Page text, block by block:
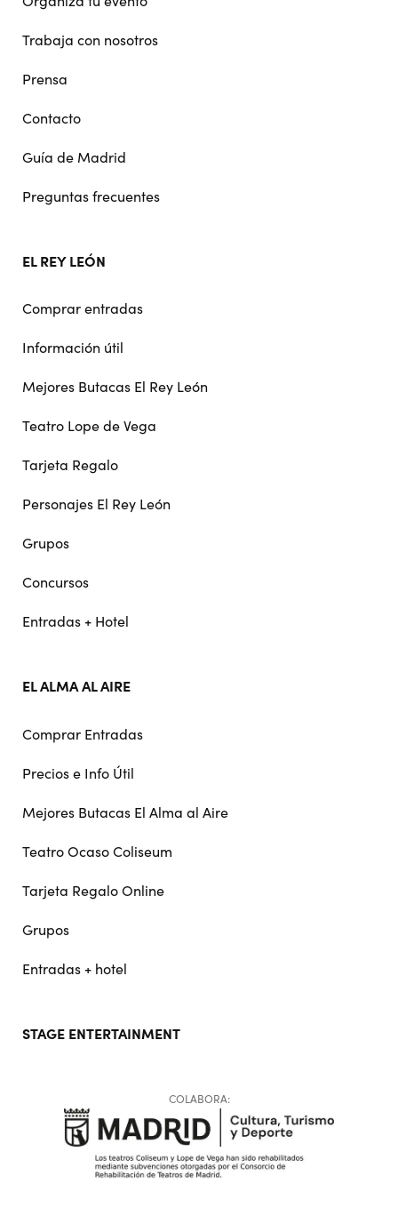
Trabaja con nosotros
Prensa
Contacto
Guía de Madrid
Preguntas frecuentes
EL REY LEÓN
Comprar entradas
Información útil
Mejores Butacas El Rey León
Teatro Lope de Vega
Tarjeta Regalo
Personajes El Rey León
Grupos
Concursos
Entradas + Hotel
EL ALMA AL AIRE
Comprar Entradas
Precios e Info Útil
Mejores Butacas El Alma al Aire
Teatro Ocaso Coliseum
Tarjeta Regalo Online
Grupos
Entradas + hotel
STAGE ENTERTAINMENT
COLABORA: